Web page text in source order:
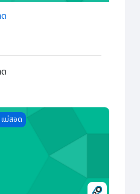
ม่าเพื่อการนำเข้าส่งออก
แม่สอด